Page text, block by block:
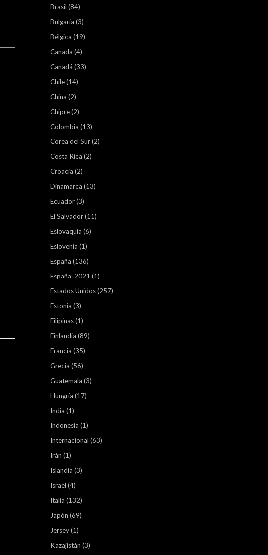
Brasil (84)
Bulgaria (3)
Bélgica (19)
Canada (4)
Canadá (33)
Chile(14)
China (2)
Chipre(2)
Colombia (13)
Corea del Sur(2)
Costa Rica (2)
Croacia (2)
Dinamarca (13)
Ecuador(3)
El Salvador(11)
Eslovaquia (6)
Eslovenia (1)
España (136)
España. 2021 (1)
Estados Unidos(257)
Estonia (3)
Filipinas(1)
Finlandia (89)
Francia (35)
Grecia (56)
Guatemala (3)
Hungría (17)
India (1)
Indonesia (1)
Internacional (63)
Irán (1)
Islandia (3)
Israel (4)
Italia (132)
Japón (69)
Jersey(1)
Kazajistán (3)